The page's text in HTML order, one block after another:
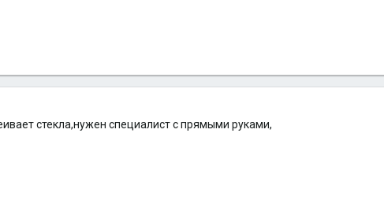
стекла,нужен специалист с прямыми руками,